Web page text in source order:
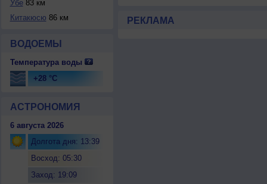
Убе83 км
Китакюсю 86 км
ВОДОЕМЫ
Температура воды
+28 °C
АСТРОНОМИЯ
6 августа 2026
Долгота дня: 13:39
Восход: 05:30
Заход: 19:09
РЕКЛАМА